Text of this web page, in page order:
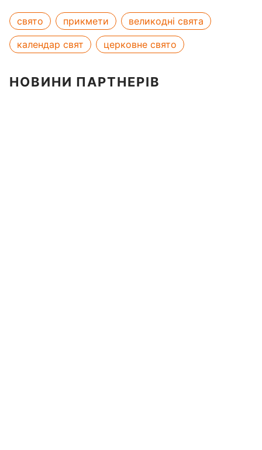
свято прикмети
великодні свята
календар свят
церковне свято
НОВИНИ ПАРТНЕРІВ